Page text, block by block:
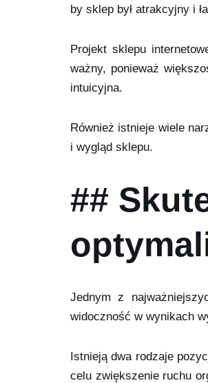
by sklep był atrakcyjny i
Projekt sklepu
ważny, ponieważ
intuicyjna.
Również istnieje wiele
i wygląd sklepu.
##
Jednym z
widoczność w wynikach
Istnieją dwa rodzaje
celu zwiększenie ruchu